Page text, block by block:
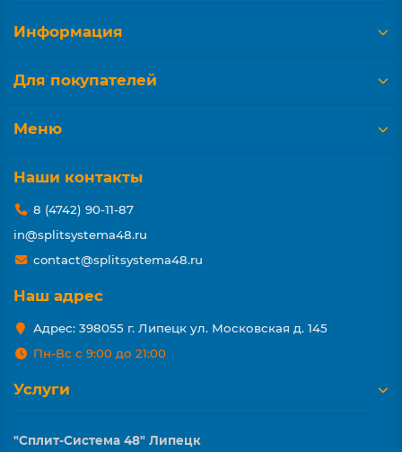
Информация
Для покупателей
Меню
Наши контакты
8 (4742) 90-11-87
in@splitsystema48.ru
contact@splitsystema48.ru
Наш адрес
Адрес: 398055 г. Липецк ул. Московская д. 145
Пн-Вс с 9:00 до 21:00
Услуги
"Сплит-Система 48" Липецк